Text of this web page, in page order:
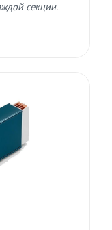
секции.